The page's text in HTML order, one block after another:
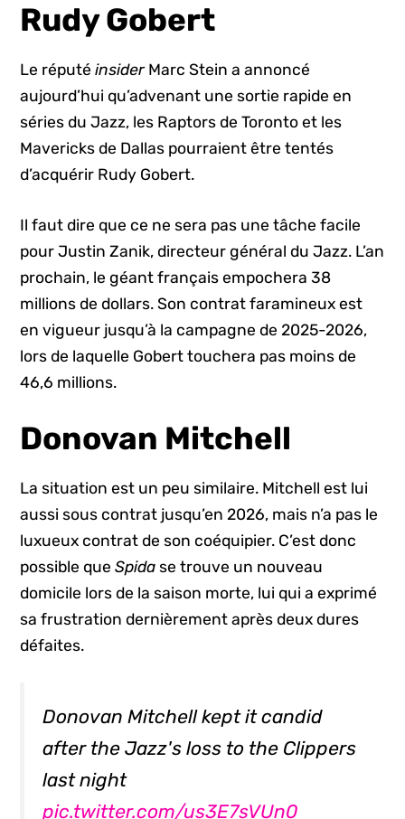
Rudy Gobert
Le réputéinsiderMarc Stein a annoncé
aujourd’hui qu’advenant une sortie rapide en
séries du Jazz, les Raptors de Toronto et les
Mavericks de Dallas pourraient être tentés
d’acquérir Rudy Gobert.
Il faut dire que ce ne sera pas une tâche facile
pour Justin Zanik, directeur général du Jazz. L’an
prochain, le géant français empochera 38
millions de dollars. Son contrat faramineux est
en vigueur jusqu’à la campagne de 2025-2026,
lors de laquelle Gobert touchera pas moins de
46,6 millions.
Donovan Mitchell
La situation est un peu similaire. Mitchell est lui
aussi sous contrat jusqu’en 2026, mais n’a pas le
luxueux contrat de son coéquipier. C’est donc
possible queSpida se trouve un nouveau
domicile lors de la saison morte, lui qui a exprimé
sa frustration dernièrement après deux dures
défaites.
Donovan Mitchell kept it candid
after the Jazz's loss to the Clippers
last night
pic.twitter.com/us3E7sVUn0